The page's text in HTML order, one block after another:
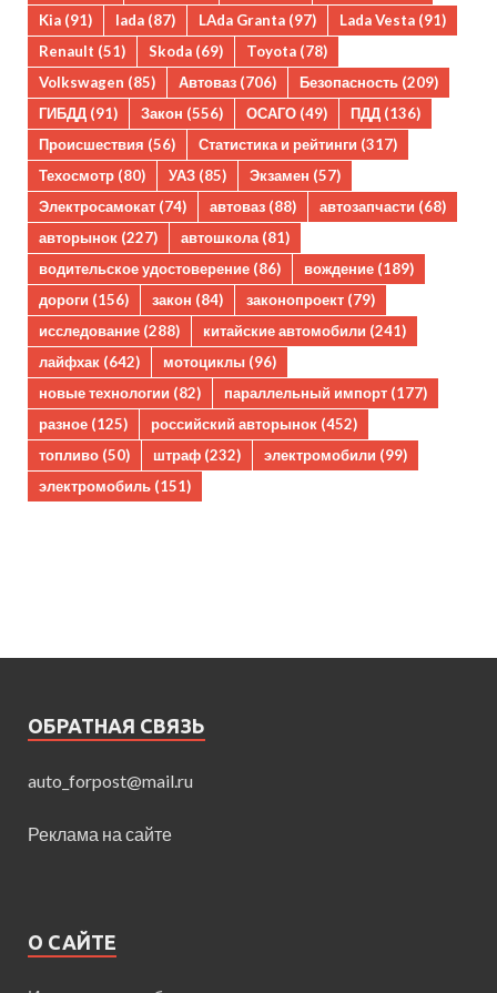
Kia (91) lada (87) LAda Granta (97) Lada Vesta (91)
Renault (51) Skoda (69) Toyota (78)
Volkswagen (85) Автоваз (706) Безопасность (209)
ГИБДД (91) Закон (556) ОСАГО (49) ПДД (136)
Происшествия (56) Статистика и рейтинги (317)
Техосмотр (80) УАЗ (85) Экзамен (57)
Электросамокат (74) автоваз (88) автозапчасти (68)
авторынок (227) автошкола(81)
водительское удостоверение (86) вождение (189)
дороги (156) закон (84) законопроект (79)
исследование (288) китайские автомобили (241)
лайфхак (642) мотоциклы (96)
новые технологии (82) параллельный импорт (177)
разное (125) российский авторынок (452)
топливо (50) штраф (232) электромобили (99)
электромобиль (151)
ОБРАТНАЯ СВЯЗЬ
auto_forpost@mail.ru
Реклама на сайте
О САЙТЕ